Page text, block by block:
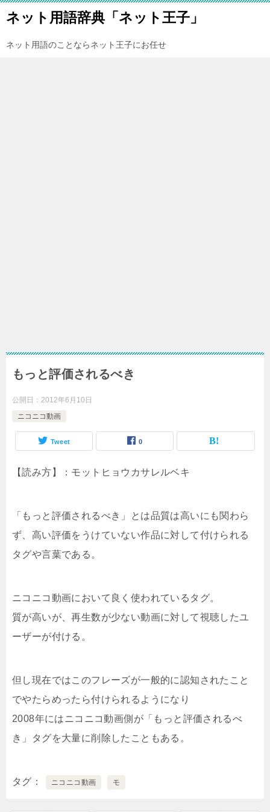
ネット用語辞典「ネット王子」
ネット用語のことならネット王子にお任せ
もっと評価されるべき
公開日： 2012年6月10日
ニコニコ動画
Tweet 0
【読み方】：モットヒョウカサレルベキ
「もっと評価されるべき」とは品質は高いにも関わら
ず、高い評価をうけていない作品に対して付けられる
タグや言葉である。
ニコニコ動画において良く使われているタグ。
質が高いが、再生数が少ない動画に対して視聴したユ
ーザーが付ける。
但し現在ではこのフレーズが一般的に認知されたこと
でやたらめったら付けられるようになり
2008年にはニコニコ動画側が「もっと評価されるべ
き」タグを大量に削除したこともある。
タグ ニコニコ動画 モ